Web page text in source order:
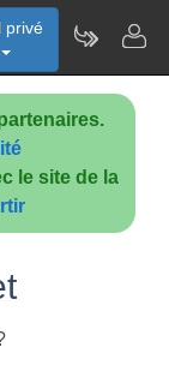
le site de la
privé